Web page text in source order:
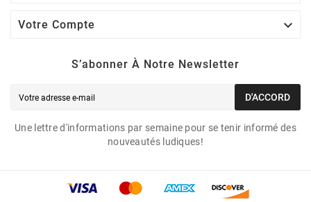
Votre Compte 
S’abonner À Notre Newsletter
D'ACCORD
Une lettre d'informations par semaine pour se tenir informé des
nouveautés ludiques!